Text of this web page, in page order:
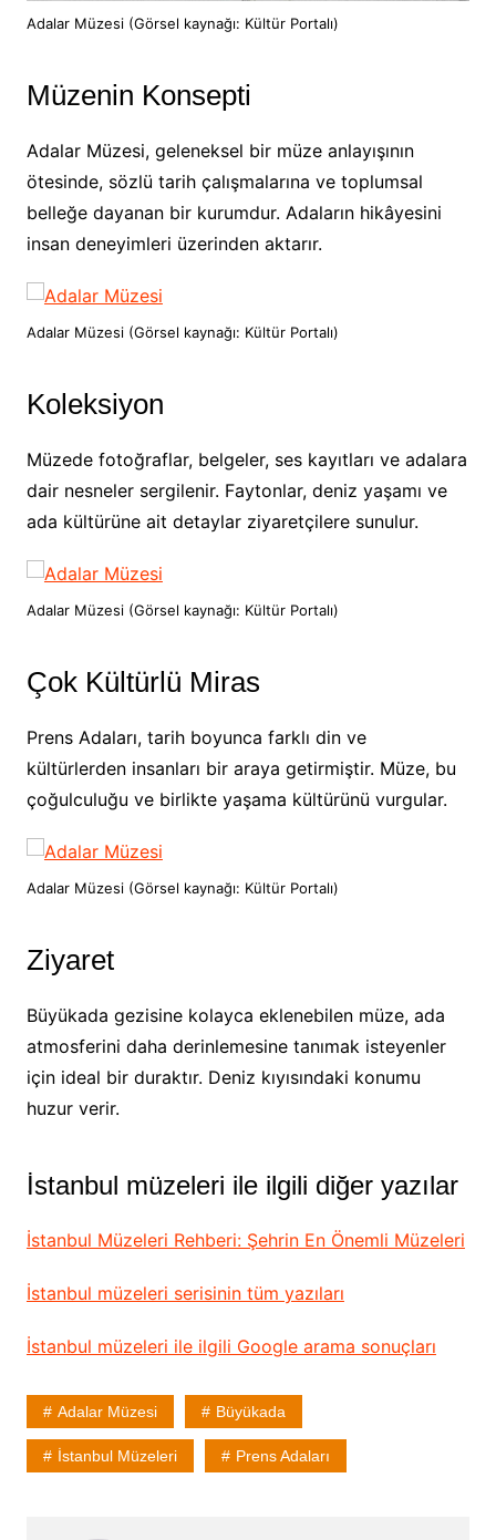
Adalar Müzesi (Görsel kaynağı: Kültür Portalı)
Müzenin Konsepti
Adalar Müzesi, geleneksel bir müze anlayışının
ötesinde, sözlü tarih çalışmalarına ve toplumsal
belleğe dayanan bir kurumdur. Adaların hikâyesini
insan deneyimleri üzerinden aktarır.
Adalar Müzesi (Görsel kaynağı: Kültür Portalı)
Koleksiyon
Müzede fotoğraflar, belgeler, ses kayıtları ve adalara
dair nesneler sergilenir. Faytonlar, deniz yaşamı ve
ada kültürüne ait detaylar ziyaretçilere sunulur.
Adalar Müzesi (Görsel kaynağı: Kültür Portalı)
Çok Kültürlü Miras
Prens Adaları, tarih boyunca farklı din ve
kültürlerden insanları bir araya getirmiştir. Müze, bu
çoğulculuğu ve birlikte yaşama kültürünü vurgular.
Adalar Müzesi (Görsel kaynağı: Kültür Portalı)
Ziyaret
Büyükada gezisine kolayca eklenebilen müze, ada
atmosferini daha derinlemesine tanımak isteyenler
için ideal bir duraktır. Deniz kıyısındaki konumu
huzur verir.
İstanbul müzeleri ile ilgili diğer yazılar
İstanbul Müzeleri Rehberi: Şehrin En Önemli Müzeleri
İstanbul müzeleri serisinin tüm yazıları
İstanbul müzeleri ile ilgili Google arama sonuçları
Adalar Müzesi Büyükada
İstanbul Müzeleri Prens Adaları